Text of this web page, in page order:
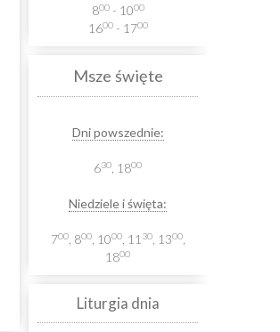
800- 1000
1600- 1700
Msze święte
Dni powszednie:
630 , 1800
Niedziele i święta:
700, 800, 1000, 11 30, 1300,
1800
Liturgia dnia